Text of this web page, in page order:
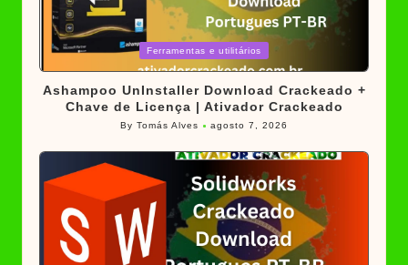
Posted
in
Ferramentas e utilitários
Ashampoo UnInstaller Download Crackeado +
Chave de Licença | Ativador Crackeado
Posted
ByTomás Alves agosto 7, 2026